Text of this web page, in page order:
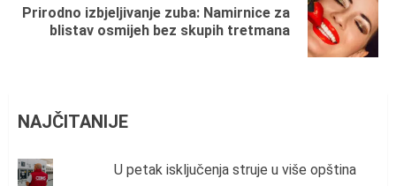
Next
post:
Prirodno izbjeljivanje zuba: Namirnice za
blistav osmijeh bez skupih tretmana
NAJČITANIJE
U petak isključenja struje u više opština